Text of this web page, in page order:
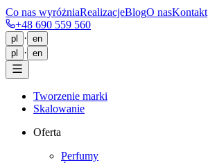
Co nas wyróżniaRealizacjeBlogO nasKontakt
+48 690 559 560
pl · en
pl
· en
Tworzenie marki
Skalowanie
Oferta
Perfumy